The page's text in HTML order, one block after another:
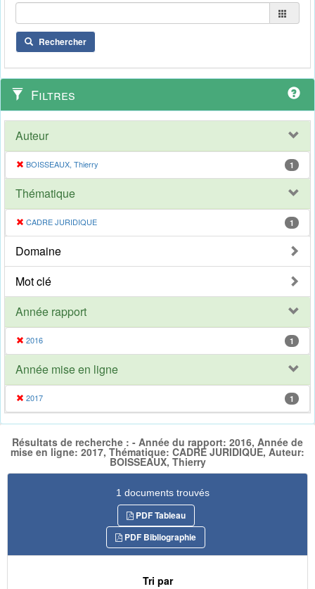
Rechercher
Filtres
Auteur
BOISSEAUX, Thierry 1
Thématique
CADRE JURIDIQUE 1
Domaine
Mot clé
Année rapport
2016 1
Année mise en ligne
2017 1
Résultats de recherche : - Année du rapport: 2016, Année de
mise en ligne: 2017, Thématique: CADRE JURIDIQUE, Auteur:
BOISSEAUX, Thierry
1 documents trouvés
PDF Tableau
PDF Bibliographie
Tri par